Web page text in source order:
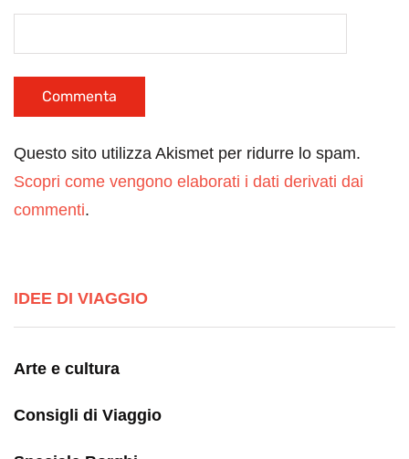
Questo sito utilizza Akismet per ridurre lo spam.
Scopri come vengono elaborati i dati derivati dai
commenti.
IDEE DI VIAGGIO
Arte e cultura
Consigli di Viaggio